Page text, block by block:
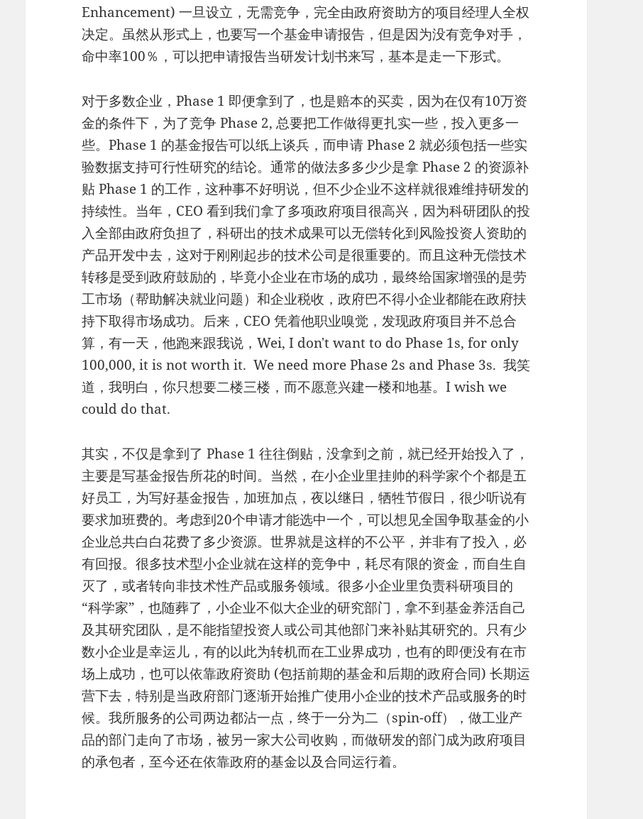
Enhancement) 一旦设立，无需竞争，完全由政府资助方的项目经理人全权
决定。虽然从形式上，也要写一个基金申请报告，但是因为没有竞争对手，
命中率100％，可以把申请报告当研发计划书来写，基本是走一下形式。
对于多数企业，Phase 1 即便拿到了，也是赔本的买卖，因为在仅有10万资
金的条件下，为了竞争 Phase 2, 总要把工作做得更扎实一些，投入更多一
些。Phase 1 的基金报告可以纸上谈兵，而申请 Phase 2 就必须包括一些实
验数据支持可行性研究的结论。通常的做法多多少少是拿 Phase 2 的资源补
贴 Phase 1 的工作，这种事不好明说，但不少企业不这样就很难维持研发的
持续性。当年，CEO 看到我们拿了多项政府项目很高兴，因为科研团队的投
入全部由政府负担了，科研出的技术成果可以无偿转化到风险投资人资助的
产品开发中去，这对于刚刚起步的技术公司是很重要的。而且这种无偿技术
转移是受到政府鼓励的，毕竟小企业在市场的成功，最终给国家增强的是劳
工市场（帮助解决就业问题）和企业税收，政府巴不得小企业都能在政府扶
持下取得市场成功。后来，CEO 凭着他职业嗅觉，发现政府项目并不总合
算，有一天，他跑来跟我说，Wei, I don't want to do Phase 1s, for only
100,000, it is not worth it. We need more Phase 2s and Phase 3s. 我笑
道，我明白，你只想要二楼三楼，而不愿意兴建一楼和地基。I wish we
could do that.
其实，不仅是拿到了 Phase 1 往往倒贴，没拿到之前，就已经开始投入了，
主要是写基金报告所花的时间。当然，在小企业里挂帅的科学家个个都是五
好员工，为写好基金报告，加班加点，夜以继日，牺牲节假日，很少听说有
要求加班费的。考虑到20个申请才能选中一个，可以想见全国争取基金的小
企业总共白白花费了多少资源。世界就是这样的不公平，并非有了投入，必
有回报。很多技术型小企业就在这样的竞争中，耗尽有限的资金，而自生自
灭了，或者转向非技术性产品或服务领域。很多小企业里负责科研项目的
“科学家”，也随葬了，小企业不似大企业的研究部门，拿不到基金养活自己
及其研究团队，是不能指望投资人或公司其他部门来补贴其研究的。只有少
数小企业是幸运儿，有的以此为转机而在工业界成功，也有的即便没有在市
场上成功，也可以依靠政府资助 (包括前期的基金和后期的政府合同) 长期运
营下去，特别是当政府部门逐渐开始推广使用小企业的技术产品或服务的时
候。我所服务的公司两边都沾一点，终于一分为二（spin-off），做工业产
品的部门走向了市场，被另一家大公司收购，而做研发的部门成为政府项目
的承包者，至今还在依靠政府的基金以及合同运行着。